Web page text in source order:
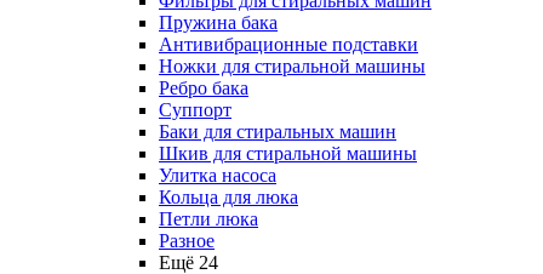
Пружина бака
Антивибрационные подставки
Ножки для стиральной машины
Ребро бака
Суппорт
Баки для стиральных машин
Шкив для стиральной машины
Улитка насоса
Кольца для люка
Петли люка
Разное
Ещё 24